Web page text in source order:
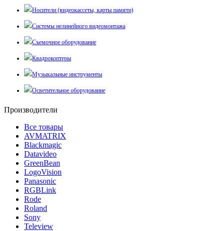
Носители (видеокассеты, карты памяти)
Системы нелинейного видеомонтажа
Съемочное оборудование
Квадрокоптеры
Музыкальные инструменты
Осветительное оборудование
Производители
Все товары
AVMATRIX
Blackmagic
Datavideo
GreenBean
LogoVision
Panasonic
RGBLink
Rode
Roland
Sony
Teleview